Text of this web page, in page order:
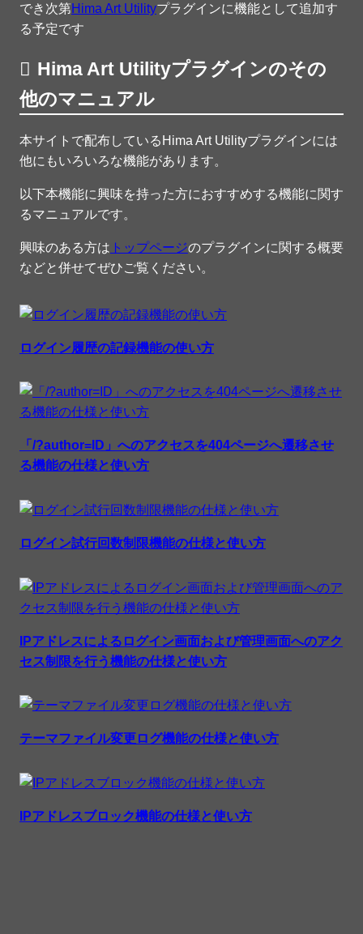
でき次第Hima Art Utilityプラグインに機能として追加す
る予定です
Hima Art Utilityプラグインのその
他のマニュアル
本サイトで配布しているHima Art Utilityプラグインには
他にもいろいろな機能があります。
以下本機能に興味を持った方におすすめする機能に関す
るマニュアルです。
興味のある方は トップページのプラグインに関する概要
などと併せてぜひご覧ください。
ログイン履歴の記録機能の使い方
「/?author=ID」へのアクセスを404ページへ遷移させ
る機能の仕様と使い方
ログイン試行回数制限機能の仕様と使い方
IPアドレスによるログイン画面および管理画面へのアク
セス制限を行う機能の仕様と使い方
テーマファイル変更ログ機能の仕様と使い方
IPアドレスブロック機能の仕様と使い方